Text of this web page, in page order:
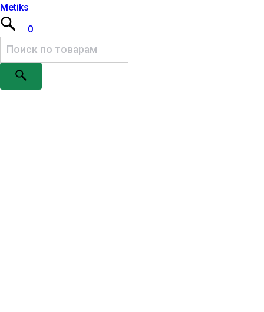
Metiks
0